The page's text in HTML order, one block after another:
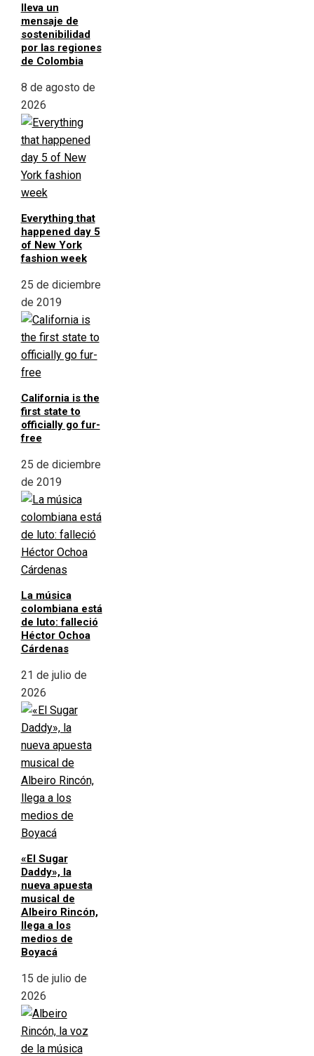
lleva un
mensaje de
sostenibilidad
por las regiones
de Colombia
8 de agosto de
2026
Everything that
happened day 5
of New York
fashion week
25 de diciembre
de 2019
California is the
first state to
officially go fur-
free
25 de diciembre
de 2019
La música
colombiana está
de luto: falleció
Héctor Ochoa
Cárdenas
21 de julio de
2026
«El Sugar
Daddy», la
nueva apuesta
musical de
Albeiro Rincón,
llega a los
medios de
Boyacá
15 de julio de
2026